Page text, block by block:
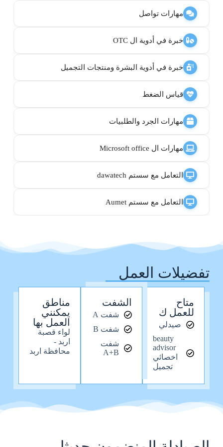
مهارات تواصل
خبرة في أدوية ال OTC
خبرة في أدوية البشرة ومنتجات التجميل
قياس الضغط
مهارات الجرد والطلبيات
مهارات ال Microsoft office
التعامل مع سستم dawatech
التعامل مع سستم Aumet
تفضيلات العمل
متاح
للعمل ك
صيدلي
beauty
advisor
اخصائي
تجميل
الشفت
شفت A
شفت B
شفت
A+B
مناطق
يمكنني
العمل بها
لواء قصبة
اربد -
محافظة اربد